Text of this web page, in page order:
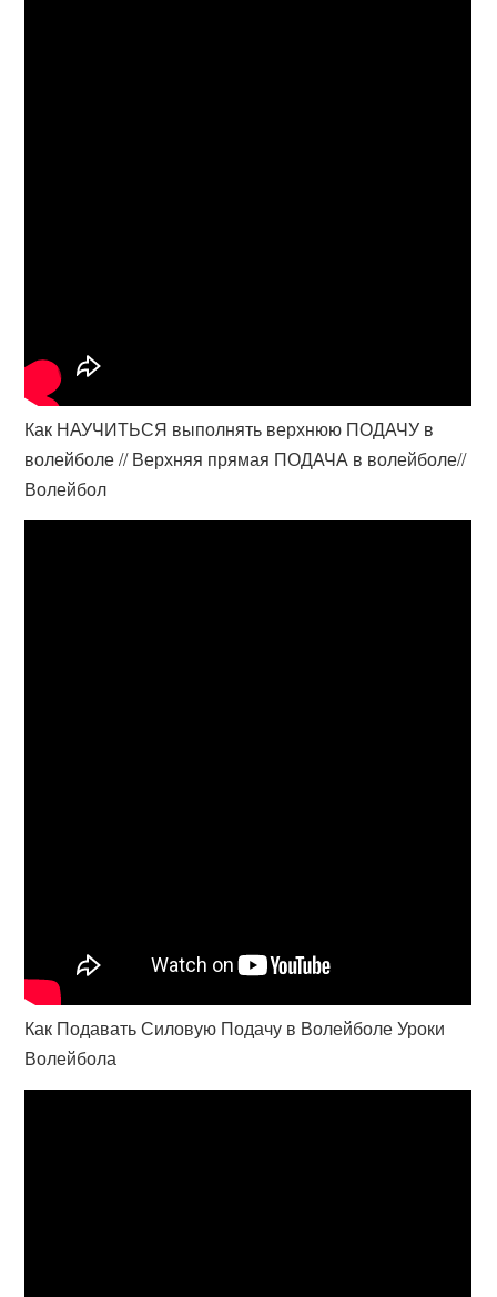
Как НАУЧИТЬСЯ выполнять верхнюю ПОДАЧУ в
волейболе // Верхняя прямая ПОДАЧА в волейболе//
Волейбол
Как Подавать Силовую Подачу в Волейболе Уроки
Волейбола